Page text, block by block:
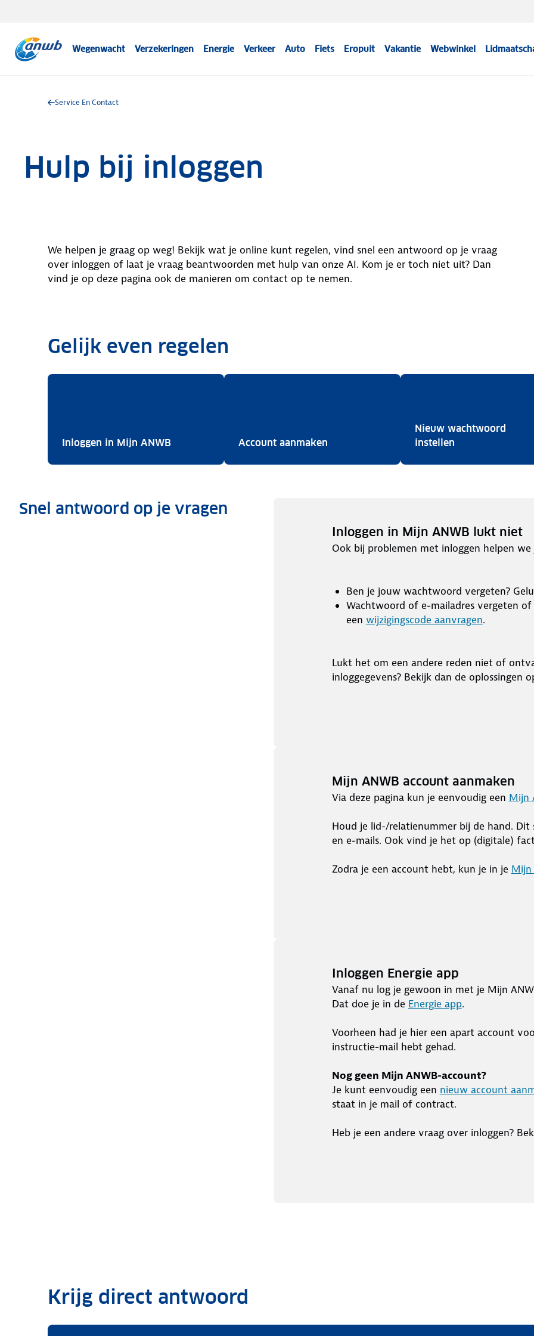
Wegenwacht Verzekeringen Energie Verkeer Auto Fiets Eropuit Vakantie Webwinkel
Service En Contact
Hulp bij inloggen
We helpen je graag op weg! Bekijk wat je online kunt regelen, vind snel een antwoord op je vraag
over inloggen of laat je vraag beantwoorden met hulp van onze AI. Kom je er toch niet uit? Dan
vind je op deze pagina ook de manieren om contact op te nemen.
Gelijk even regelen
Inloggen in Mijn ANWBInloggen in Mijn ANWBAccount aanmaken Account aanmaken
Nieuw wachtwoord
instellen
Snel antwoord op je vragen
Inloggen in Mijn ANWB lukt niet
Ook bij problemen met inloggen helpen we
Ben je jouw wachtwoord vergeten?
Wachtwoord of e-mailadres vergeten
een wijzigingscode aanvragen.
Lukt het om een andere reden niet of
inloggegevens? Bekijk dan de oplossingen
Mijn ANWB account aanmaken
Via deze pagina kun je eenvoudig een Mijn
Houd je lid-/relatienummer bij de hand.
en e-mails. Ook vind je het op (digitale)
Zodra je een account hebt, kun je in je Mijn
Inloggen Energie app
Vanaf nu log je gewoon in met je Mijn
Dat doe je in de Energie app.
Voorheen had je hier een apart account
instructie-mail hebt gehad.
Nog geen Mijn ANWB-account?
Je kunt eenvoudig een nieuw account
staat in je mail of contract.
Heb je een andere vraag over inloggen?
Krijg direct antwoord